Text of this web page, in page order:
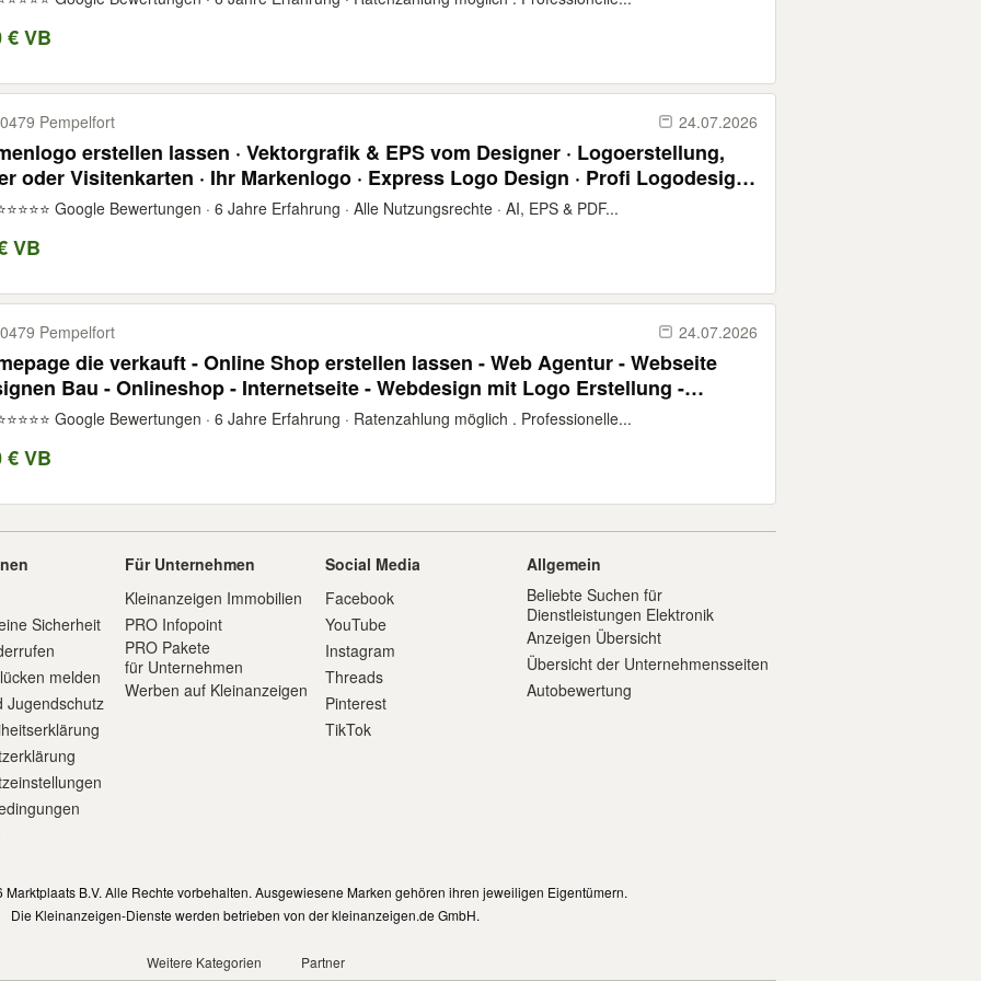
€ VB
Pempelfort 24.07.2026
erstellen lassen · Vektorgrafik & EPS vom Designer · Logoerstellung,
oder Visitenkarten · Ihr Markenlogo · Express Logo Design · Profi Logodesign
Briefpapier Stempel
Google Bewertungen · 6 Jahre Erfahrung · Alle Nutzungsrechte · AI, EPS & PDF...
VB
Pempelfort 24.07.2026
die verkauft - Online Shop erstellen lassen - Web Agentur - Webseite
Bau - Onlineshop - Internetseite - Webdesign mit Logo Erstellung -
Homepages SEO Optimierung - Facebook
Google Bewertungen · 6 Jahre Erfahrung · Ratenzahlung möglich . Professionelle...
€ VB
Sicherheit
melden
Jugendschutz
Für Unternehmen
Kleinanzeigen Immobilien
PRO Infopoint
PRO Pakete
für Unternehmen
Werben auf Kleinanzeigen
Social Media
Facebook
YouTube
Instagram
Threads
Pinterest
TikTok
Allgemein
Beliebte Suchen für
Dienstleistungen Elektronik
Anzeigen Übersicht
Übersicht der Unternehmensseiten
Autobewertung
B.V. Alle Rechte vorbehalten. Ausgewiesene Marken gehören ihren jeweiligen Eigentümern.
Die Kleinanzeigen-Dienste werden betrieben von der kleinanzeigen.de GmbH.
Weitere Kategorien Partner